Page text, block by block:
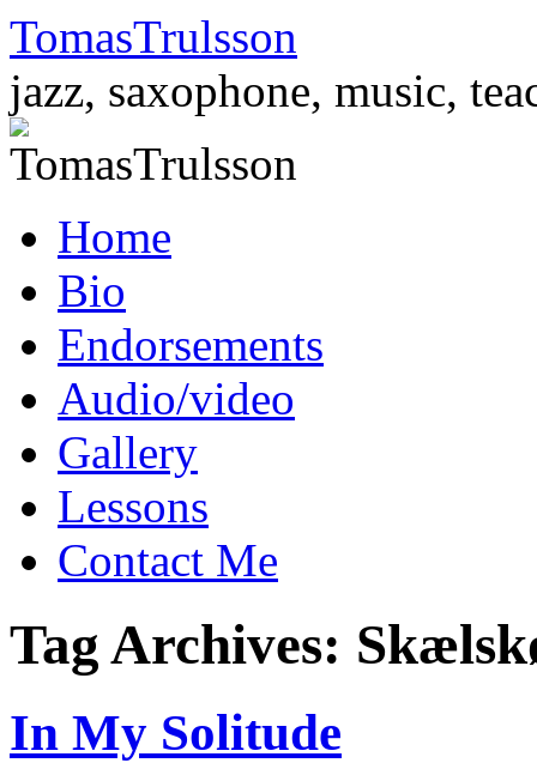
TomasTrulsson
jazz, saxophone, music,
to
contentHome
Bio
Endorsements
Audio/video
Gallery
Lessons
Contact Me
Tag Archives:
In My Solitude